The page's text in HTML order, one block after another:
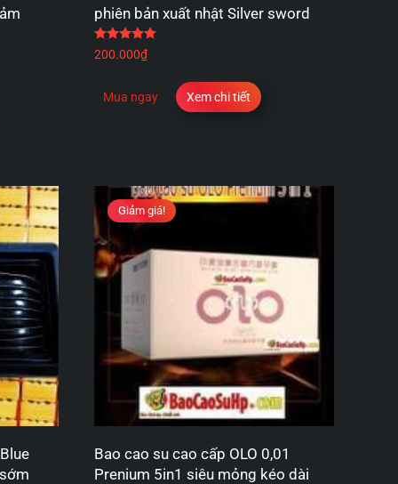
phiên bản xuất nhật Silver sword
200.000₫
Mua ngay Xem chi tiết
Giảm giá!
Bao cao su cao cấp OLO 0,01
Prenium 5in1 siêu mỏng kéo dài